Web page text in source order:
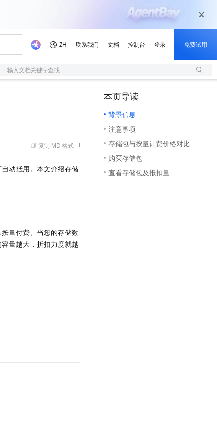
输入文档关键字查找
复制 MD 格式
动抵用。本文介绍存储
量付费。当您的存储数
量越大，折扣力度就越
本页导读
背景信息
注意事项
存储包与按量计费价格对比
购买存储包
查看存储包及抵扣量